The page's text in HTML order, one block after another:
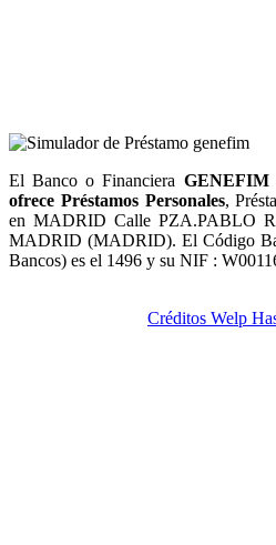
El Banco o Financiera GENEFIM
ofrece Préstamos Personales,
en MADRID Calle PZA.PABLO
MADRID (MADRID). El Código
Bancos) es el 1496 y su NIF :
Créditos Welp